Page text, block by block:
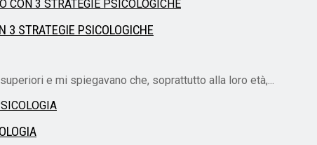
3 STRATEGIE PSICOLOGICHE
e mi spiegavano che, soprattutto alla loro età,...